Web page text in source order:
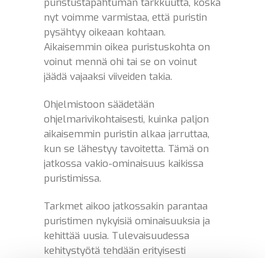
nyt voimme varmistaa, että puristin
pysähtyy oikeaan kohtaan.
Aikaisemmin oikea puristuskohta on
voinut mennä ohi tai se on voinut
jäädä vajaaksi viiveiden takia.
Ohjelmistoon säädetään
ohjelmarivikohtaisesti, kuinka paljon
aikaisemmin puristin alkaa jarruttaa,
kun se lähestyy tavoitetta. Tämä on
jatkossa vakio-ominaisuus kaikissa
puristimissa.
Tarkmet aikoo jatkossakin parantaa
puristimen nykyisiä ominaisuuksia ja
kehittää uusia. Tulevaisuudessa
kehitystyötä tehdään erityisesti